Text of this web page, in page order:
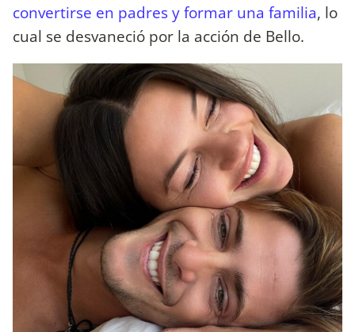
convertirse en padres y formar una familia, lo
cual se desvaneció por la acción de Bello.